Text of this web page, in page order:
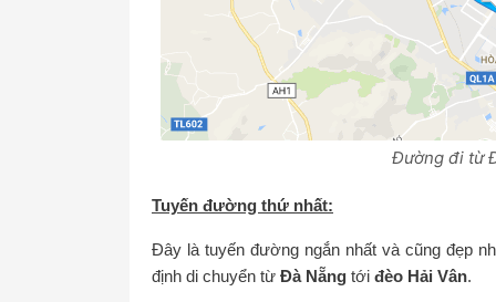
Đường đi từ
Tuyến đường thứ nhất:
Đây là tuyến đường ngắn nhất và cũng đẹp
định di chuyển từ Đà Nẵng tới đèo Hải Vân.